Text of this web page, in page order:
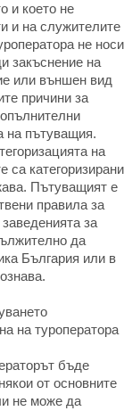
и което не
и на служителите
не носи
закъснение на
или външен вид
причини за
на пътуващия.
на
са категоризирани
Пътуващият е
правила за
за
да
България или в
на туроператора
бъде
от основните
не може да